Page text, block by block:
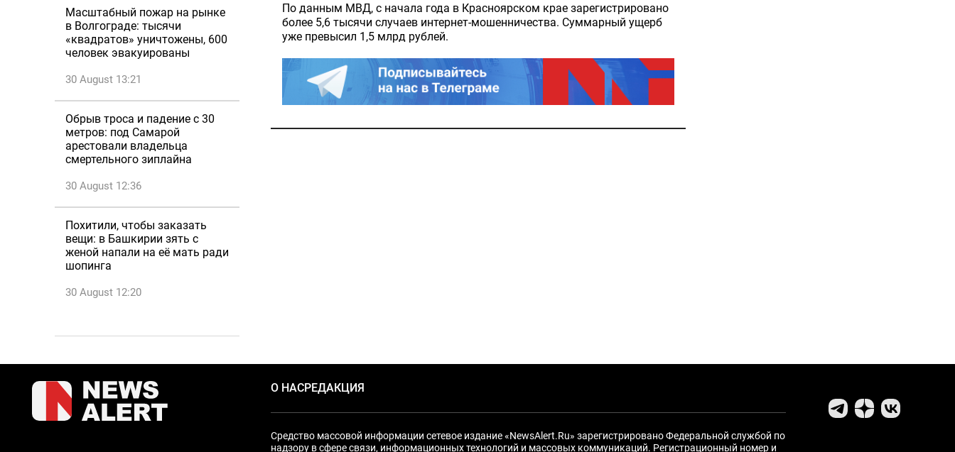
Масштабный пожар на рынке
в Волгограде: тысячи
«квадратов» уничтожены, 600
человек эвакуированы
30 August 13:21
Обрыв троса и падение с 30
метров: под Самарой
арестовали владельца
смертельного зиплайна
30 August 12:36
Похитили, чтобы заказать
вещи: в Башкирии зять с
женой напали на её мать ради
шопинга
30 August 12:20
По данным МВД, с начала года в Красноярском крае зарегистрировано
более 5,6 тысячи случаев интернет-мошенничества. Суммарный ущерб
уже превысил 1,5 млрд рублей.
О НАСРЕДАКЦИЯ
Средство массовой информации сетевое издание «NewsAlert.Ru» зарегистрировано Федеральной службой по
надзору в сфере связи, информационных технологий и массовых коммуникаций. Регистрационный номер и